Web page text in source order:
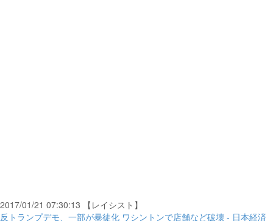
2017/01/21 07:30:13 【レイシスト】
反トランプデモ、一部が暴徒化 ワシントンで店舗など破壊 - 日本経済